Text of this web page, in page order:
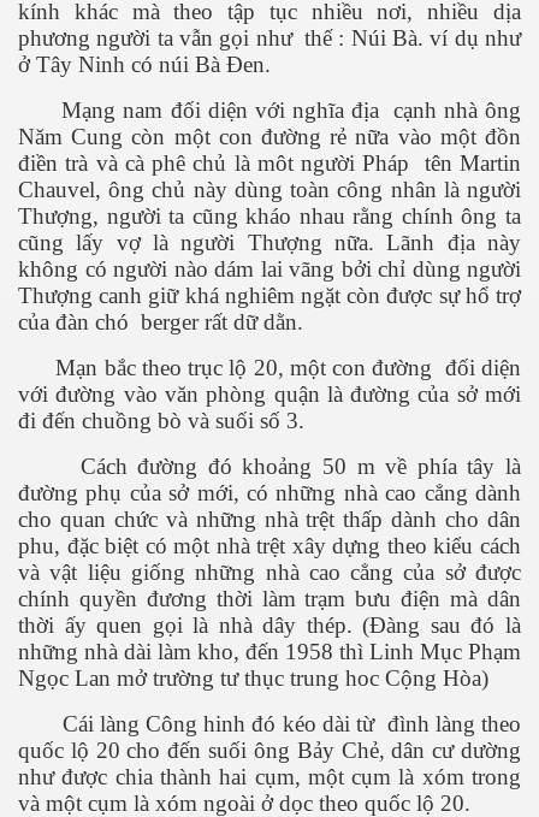
kính khác mà theo tập tục nhiều nơi, nhiều dịa
phương người ta vẫn gọi như thế : Núi Bà. ví dụ như
ở Tây Ninh có núi Bà Đen.
Mạng nam đối diện với nghĩa địa cạnh nhà ông
Năm Cung còn một con đường rẻ nữa vào một đồn
điền trà và cà phê chủ là môt người Pháp tên Martin
Chauvel, ông chủ này dùng toàn công nhân là người
Thượng, người ta cũng kháo nhau rằng chính ông ta
cũng lấy vợ là người Thượng nữa. Lãnh địa này
không có người nào dám lai vãng bởi chỉ dùng người
Thượng canh giữ khá nghiêm ngặt còn được sự hổ trợ
của đàn chó berger rất dữ dằn.
Mạn bắc theo trục lộ 20, một con đường đối diện
với đường vào văn phòng quận là đường của sở mới
đi đến chuồng bò và suối số 3.
Cách đường đó khoảng 50 m về phía tây là
đường phụ của sở mới, có những nhà cao cẳng dành
cho quan chức và những nhà trệt thấp dành cho dân
phu, đặc biệt có một nhà trệt xây dựng theo kiểu cách
và vật liệu giống những nhà cao cẳng của sở được
chính quyền đương thời làm trạm bưu điện mà dân
thời ấy quen gọi là nhà dây thép. (Đàng sau đó là
những nhà dài làm kho, đến 1958 thì Linh Mục Phạm
Ngọc Lan mở trường tư thục trung hoc Cộng Hòa)
Cái làng Công hinh đó kéo dài từ đình làng theo
quốc lộ 20 cho đến suối ông Bảy Chẻ, dân cư dường
như được chia thành hai cụm, một cụm là xóm trong
và một cụm là xóm ngoài ở dọc theo quốc lộ 20.
Trí